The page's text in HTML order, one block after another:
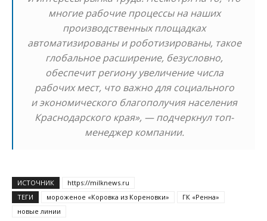
многие рабочие процессы на наших
производственных площадках
автоматизированы и роботизированы, такое
глобальное расширение, безусловно,
обеспечит региону увеличение числа
рабочих мест, что важно для социального
и экономического благополучия населения
Краснодарского края», — подчеркнул топ-
менеджер компании.
ИСТОЧНИК
https://milknews.ru
ТЕГИ
мороженое «Коровка из Кореновки»
ГК «Ренна»
новые линии